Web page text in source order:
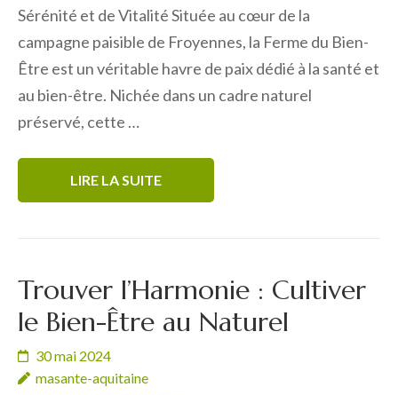
Sérénité et de Vitalité Située au cœur de la
campagne paisible de Froyennes, la Ferme du Bien-
Être est un véritable havre de paix dédié à la santé et
au bien-être. Nichée dans un cadre naturel
préservé, cette …
LIRE LA SUITE
Trouver l’Harmonie : Cultiver
le Bien-Être au Naturel
30 mai 2024
masante-aquitaine